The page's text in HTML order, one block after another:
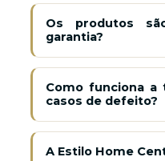
Os produtos
garantia?
Como funciona a
casos de defeito?
A Estilo Home